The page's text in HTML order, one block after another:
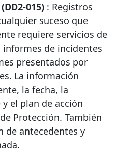
015) : Registros
suceso que
requiere servicios de
de incidentes
presentados por
La información
la fecha, la
el plan de acción
Protección. También
de antecedentes y